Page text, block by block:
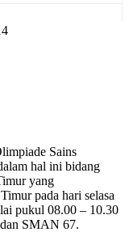
Sains
hal ini bidang
yang
pada hari selasa
pukul 08.00 – 10.30
SMAN 67.